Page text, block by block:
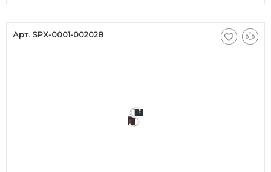
Арт. SPX-0001-002028